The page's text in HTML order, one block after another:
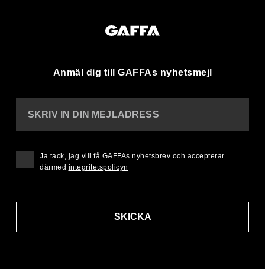
Anmäl dig till GAFFAs nyhetsmejl
SKRIV IN DIN MEJLADRESS
SKICKA
Ja tack, jag vill få GAFFAs nyhetsbrev och accepterar
därmed integritetspolicyn